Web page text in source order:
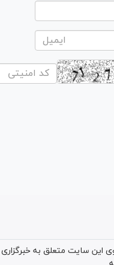
سایت متعلق به خبرگزاری